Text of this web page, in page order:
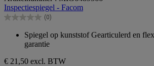
van
de
5
Inspectiespiegel - Facom
(0)
0.0
sterren.
Spiegel op kunststof Gearticulerd en
garantie
€ 21,50 excl. BTW